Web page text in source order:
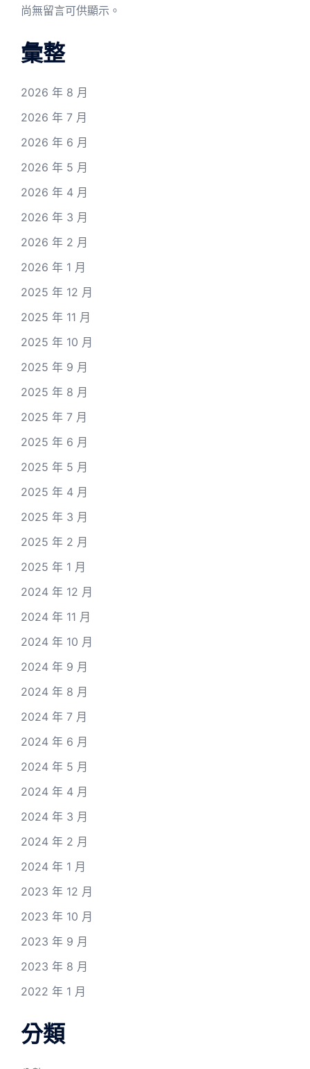
尚無留言可供顯示。
彙整
2026 年 8 月
2026 年 7 月
2026 年 6 月
2026 年 5 月
2026 年 4 月
2026 年 3 月
2026 年 2 月
2026 年 1 月
2025 年 12 月
2025 年 11 月
2025 年 10 月
2025 年 9 月
2025 年 8 月
2025 年 7 月
2025 年 6 月
2025 年 5 月
2025 年 4 月
2025 年 3 月
2025 年 2 月
2025 年 1 月
2024 年 12 月
2024 年 11 月
2024 年 10 月
2024 年 9 月
2024 年 8 月
2024 年 7 月
2024 年 6 月
2024 年 5 月
2024 年 4 月
2024 年 3 月
2024 年 2 月
2024 年 1 月
2023 年 12 月
2023 年 10 月
2023 年 9 月
2023 年 8 月
2022 年 1 月
分類